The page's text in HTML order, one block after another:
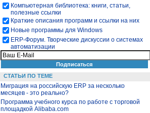
Компьютерная библиотека: книги, статьи,
полезные ссылки
Краткие описания программ и ссылки на них
Новые программы для Windows
ЕRP-Форум. Творческие дискуссии о системах
автоматизации
СТАТЬИ ПО ТЕМЕ
Миграция на российскую ERP за несколько
месяцев - это реально?
Программа учебного курса по работе с торговой
площадкой Alibaba.com